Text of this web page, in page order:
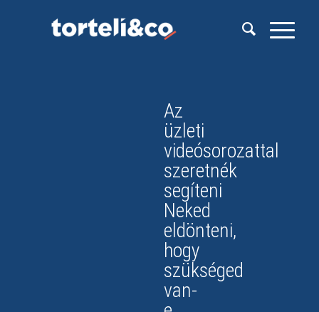
Az
üzleti
videósorozattal
szeretnék
segíteni
Neked
eldönteni,
hogy
szükséged
van-